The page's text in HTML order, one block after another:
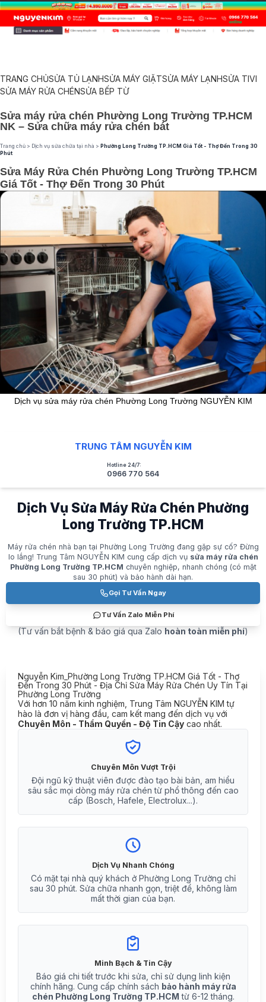
TRANG CHỦSỬA TỦ LẠNHSỬA MÁY GIẶTSỬA MÁY LẠNHSỬA TIVI
SỬA MÁY RỬA CHÉNSỬA BẾP TỪ
Sửa máy rửa chén Phường Long Trường TP.HCM
NK – Sửa chữa máy rửa chén bát
Trang chủ > Dịch vụ sửa chữa tại nhà > Phường Long Trường TP.HCM Giá Tốt - Thợ Đến Trong 30
Phút
Sửa Máy Rửa Chén Phường Long Trường TP.HCM
Giá Tốt - Thợ Đến Trong 30 Phút
Dịch vụ sửa máy rửa chén Phường Long Trường NGUYỄN KIM
TRUNG TÂM NGUYỄN KIM
Hotline 24/7:
0966 770 564
Dịch Vụ Sửa Máy Rửa Chén Phường
Long Trường TP.HCM
Máy rửa chén nhà bạn tại Phường Long Trường đang gặp sự cố? Đừng
lo lắng! Trung Tâm NGUYỄN KIM cung cấp dịch vụ sửa máy rửa chén
Phường Long Trường TP.HCM chuyên nghiệp, nhanh chóng (có mặt
sau 30 phút) và bảo hành dài hạn.
Gọi Tư Vấn Ngay
Tư Vấn Zalo Miễn Phí
(Tư vấn bắt bệnh & báo giá qua Zalo hoàn toàn miễn phí)
Nguyễn Kim_Phường Long Trường TP.HCM Giá Tốt - Thợ
Đến Trong 30 Phút - Địa Chỉ Sửa Máy Rửa Chén Uy Tín Tại
Phường Long Trường
Với hơn 10 năm kinh nghiệm, Trung Tâm NGUYỄN KIM tự
hào là đơn vị hàng đầu, cam kết mang đến dịch vụ với
Chuyên Môn - Thẩm Quyền - Độ Tin Cậy cao nhất.
Chuyên Môn Vượt Trội
Đội ngũ kỹ thuật viên được đào tạo bài bản, am hiểu
sâu sắc mọi dòng máy rửa chén từ phổ thông đến cao
cấp (Bosch, Hafele, Electrolux...).
Dịch Vụ Nhanh Chóng
Có mặt tại nhà quý khách ở Phường Long Trường chỉ
sau 30 phút. Sửa chữa nhanh gọn, triệt để, không làm
mất thời gian của bạn.
Minh Bạch & Tin Cậy
Báo giá chi tiết trước khi sửa, chỉ sử dụng linh kiện
chính hãng. Cung cấp chính sách bảo hành máy rửa
chén Phường Long Trường TP.HCM từ 6-12 tháng.